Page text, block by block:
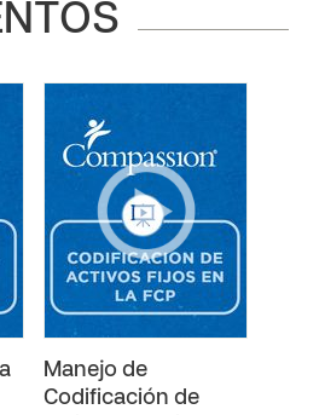
Manejo de
Codificación de